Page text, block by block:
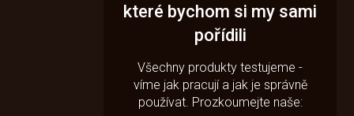
které bychom si my sami
pořídili
Všechny produkty testujeme -
víme jak pracují a jak je správně
používat. Prozkoumejte naše: